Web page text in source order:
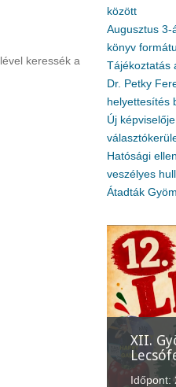
keressék a
között
Augusztus 3-
könyv
Tájékoztatás
Dr. Petky
helyettesítés
Új
Hatósági
veszélyes
Átadták
XII.
Időpont: